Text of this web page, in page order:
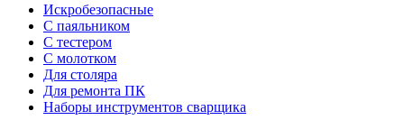
Искробезопасные
С паяльником
С тестером
С молотком
Для столяра
Для ремонта ПК
Наборы инструментов сварщика